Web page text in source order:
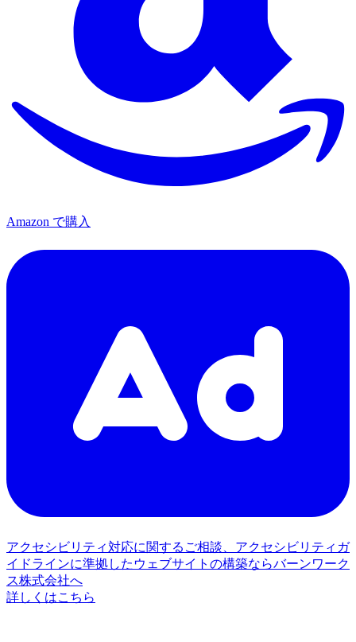
Amazon で購入
アクセシビリティ対応に関するご相談、アクセシビリティガ
イドラインに準拠したウェブサイトの構築ならバーンワーク
ス株式会社へ
詳しくはこちら